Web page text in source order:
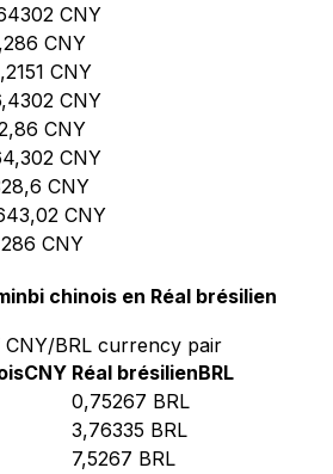
CNY
CNY
CNY
CNY
CNY
CNY
CNY
CNY
CNY
chinois en Réal brésilien
BRL currency pair
CNY Réal brésilienBRL
0,75267 BRL
3,76335 BRL
7,5267 BRL